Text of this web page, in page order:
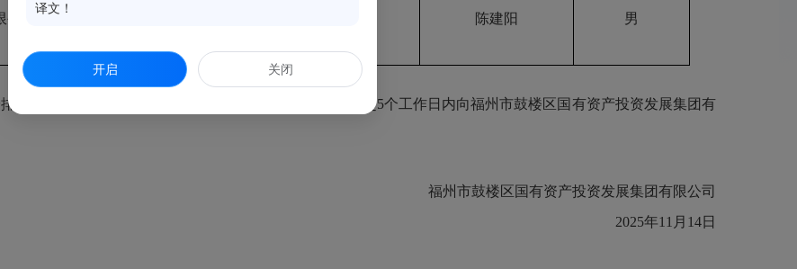
司 陈建阳 男
入职体检等步骤。如对公示对象有异议，请于公示之日起5个工作日内向福州市鼓楼区国有资产投资发展集团有
福州市鼓楼区国有资产投资发展集团有限公司
2025年11 月 14日
译文！
开启 关闭